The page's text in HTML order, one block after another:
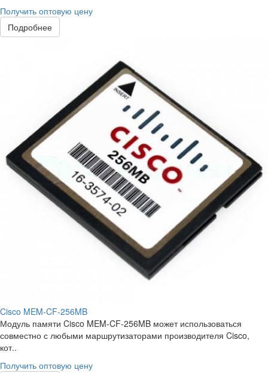
Получить оптовую цену
Подробнее
Cisco MEM-CF-256MB
Модуль памяти Cisco MEM-CF-256MB может использоваться
совместно с любыми маршрутизаторами производителя Cisco,
кот..
Получить оптовую цену